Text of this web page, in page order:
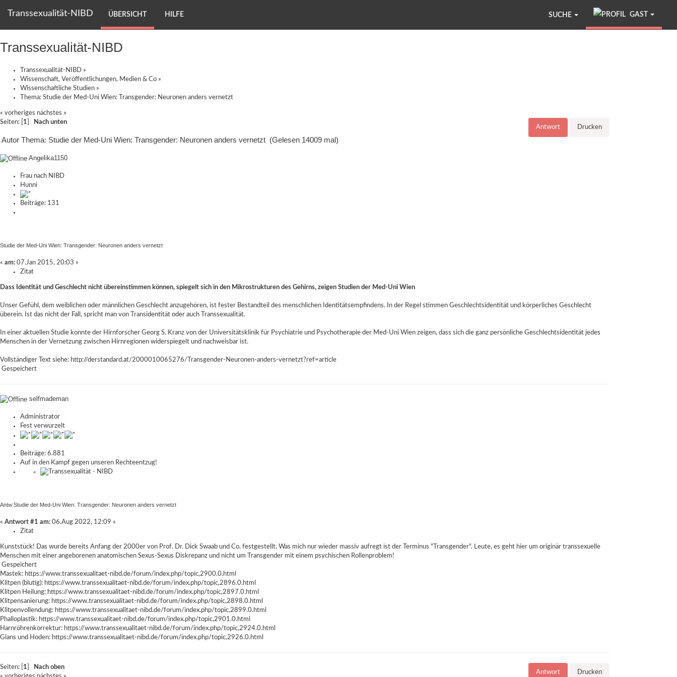
Transsexualität-NIBD ÜBERSICHT HILFE GAST
SUCHE
Transsexualität-NIBD
Transsexualität-NIBD »
Wissenschaft, Veröffentlichungen, Medien & Co »
Wissenschaftliche Studien »
Thema: Studie der Med-Uni Wien: Transgender: Neuronen anders vernetzt
« vorheriges nächstes »
Antwort Drucken
Seiten: [ 1 Nach unten
Autor Thema: Studie der Med-Uni Wien: Transgender: Neuronen anders vernetzt (Gelesen 14009 mal)
Angelika1150
Frau nach NIBD
Hunni
Beiträge: 131
Studie der Med-Uni Wien: Transgender: Neuronen anders vernetzt
« am: 07.Jan 2015, 20:03 »
Zitat
Dass Identität und Geschlecht nicht übereinstimmen können, spiegelt sich in den Mikrostrukturen des Gehirns, zeigen Studien der Med-Uni Wien
Unser Gefühl, dem weiblichen oder männlichen Geschlecht anzugehören, ist fester Bestandteil des menschlichen Identitätsempfindens. In der Regel stimmen Geschlechtsidentität und körperliches Geschlecht
überein. Ist das nicht der Fall, spricht man von Transidentität oder auch Transsexualität.
In einer aktuellen Studie konnte der Hirnforscher Georg S. Kranz von der Universitätsklinik für Psychiatrie und Psychotherapie der Med-Uni Wien zeigen, dass sich die ganz persönliche Geschlechtsidentität jedes
Menschen in der Vernetzung zwischen Hirnregionen widerspiegelt und nachweisbar ist.
Vollständiger Text siehe: http://derstandard.at/2000010065276/Transgender-Neuronen-anders-vernetzt?ref=article
Gespeichert
selfmademan
Administrator
Fest verwurzelt
Beiträge: 6.881
Auf in den Kampf gegen unseren Rechteentzug!
Antw:Studie der Med-Uni Wien: Transgender: Neuronen anders vernetzt
« Antwort #1 am: 06.Aug 2022, 12:09 »
Zitat
Kunststück! Das wurde bereits Anfang der 2000er von Prof. Dr. Dick Swaab und Co. festgestellt. Was mich nur wieder massiv aufregt ist der Terminus "Transgender". Leute, es geht hier um originär transsexuelle
Menschen mit einer angeborenen anatomischen Sexus-Sexus Diskrepanz und nicht um Transgender mit einem psychischen Rollenproblem!
Gespeichert
Mastek: https://www.transsexualitaet-nibd.de/forum/index.php/topic,2900.0.html
Klitpen (blutig): https://www.transsexualitaet-nibd.de/forum/index.php/topic,2896.0.html
Klitpen Heilung: https://www.transsexualitaet-nibd.de/forum/index.php/topic,2897.0.html
Klitpensanierung: https://www.transsexualitaet-nibd.de/forum/index.php/topic,2898.0.html
Klitpenvollendung: https://www.transsexualitaet-nibd.de/forum/index.php/topic,2899.0.html
Phalloplastik: https://www.transsexualitaet-nibd.de/forum/index.php/topic,2901.0.html
Harnröhrenkorrektur: https://www.transsexualitaet-nibd.de/forum/index.php/topic,2924.0.html
Glans und Hoden: https://www.transsexualitaet-nibd.de/forum/index.php/topic,2926.0.html
Antwort Drucken
Seiten: [ 1
Nach oben